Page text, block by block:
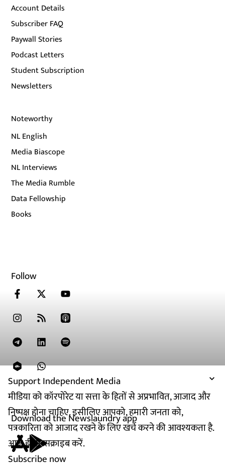
Support Independent Media
मीडिया को कॉरपोरेट या सत्ता के हितों से अप्रभावित, आजाद और
निष्पक्ष होना चाहिए. इसीलिए आपको, हमारी जनता को,
पत्रकारिता को आजाद रखने के लिए खर्च करने की आवश्यकता है.
आज ही सब्सक्राइब करें.
Subscribe now
Account Details
Subscriber FAQ
Paywall Stories
Podcast Letters
Student Subscription
Newsletters
Noteworthy
NL English
Media Biascope
NL Interviews
The Media Rumble
Data Fellowship
Books
Follow
Download the Newslaundry app